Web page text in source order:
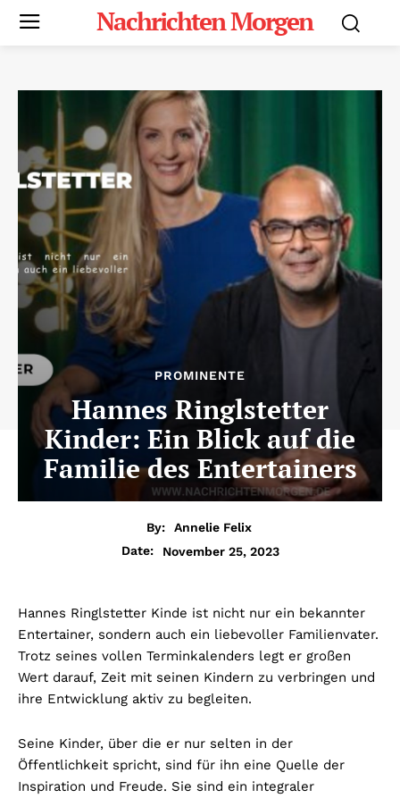
Nachrichten Morgen
PROMINENTE
Hannes Ringlstetter
Kinder: Ein Blick auf die
Familie des Entertainers
By:
Annelie Felix
Date:
November 25, 2023
Hannes Ringlstetter Kinde ist nicht nur ein bekannter
Entertainer, sondern auch ein liebevoller Familienvater.
Trotz seines vollen Terminkalenders legt er großen
Wert darauf, Zeit mit seinen Kindern zu verbringen und
ihre Entwicklung aktiv zu begleiten.
Seine Kinder, über die er nur selten in der
Öffentlichkeit spricht, sind für ihn eine Quelle der
Inspiration und Freude. Sie sind ein integraler